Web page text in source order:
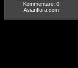
Kommentare: 0
Asianflora.com